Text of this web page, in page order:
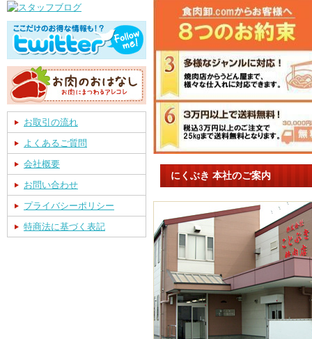
お取引の流れ
よくあるご質問
会社概要
お問い合わせ
プライバシーポリシー
特商法に基づく表記
にくぶき 本社のご案内